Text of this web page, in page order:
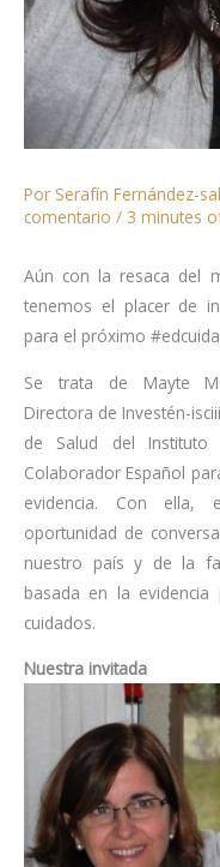
Por Serafín Fernández-
comentario / 3 minutes
Aún con la resaca del
tenemos el placer de
para el próximo
Se trata de Mayte
Directora de Investén-
de Salud del
Colaborador Español
evidencia. Con ella,
oportunidad de
nuestro país y de la
basada en la
cuidados.
Nuestra invitada